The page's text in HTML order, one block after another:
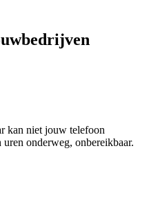
kan niet jouw telefoon
uren onderweg, onbereikbaar.